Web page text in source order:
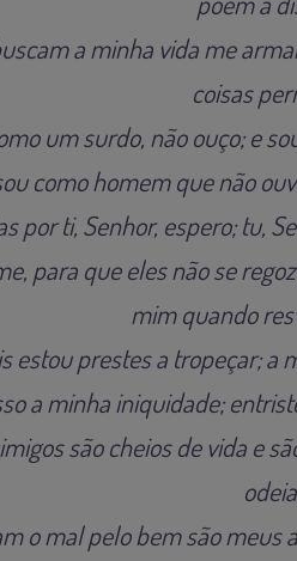
a minha vida me
coisas
um surdo, não ouço; e
como homem que não
por ti, Senhor, espero; tu,
para que eles não se
mim quando
estou prestes a tropeçar; a
a minha iniquidade;
são cheios de vida e
o mal pelo bem são meus